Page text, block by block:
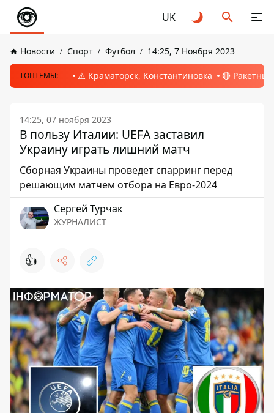
UK
Новости Спорт Футбол 14:25, 7 Ноября 2023
ТОПТЕМЫ: ⚠️ Краматорск, Константиновка 🔴
14:25, 07 ноября 2023
В пользу Италии: UEFA заставил
Украину играть лишний матч
Сборная Украины проведет спарринг перед
решающим матчем отбора на Евро-2024
Сергей Турчак
ЖУРНАЛИСТ
👍